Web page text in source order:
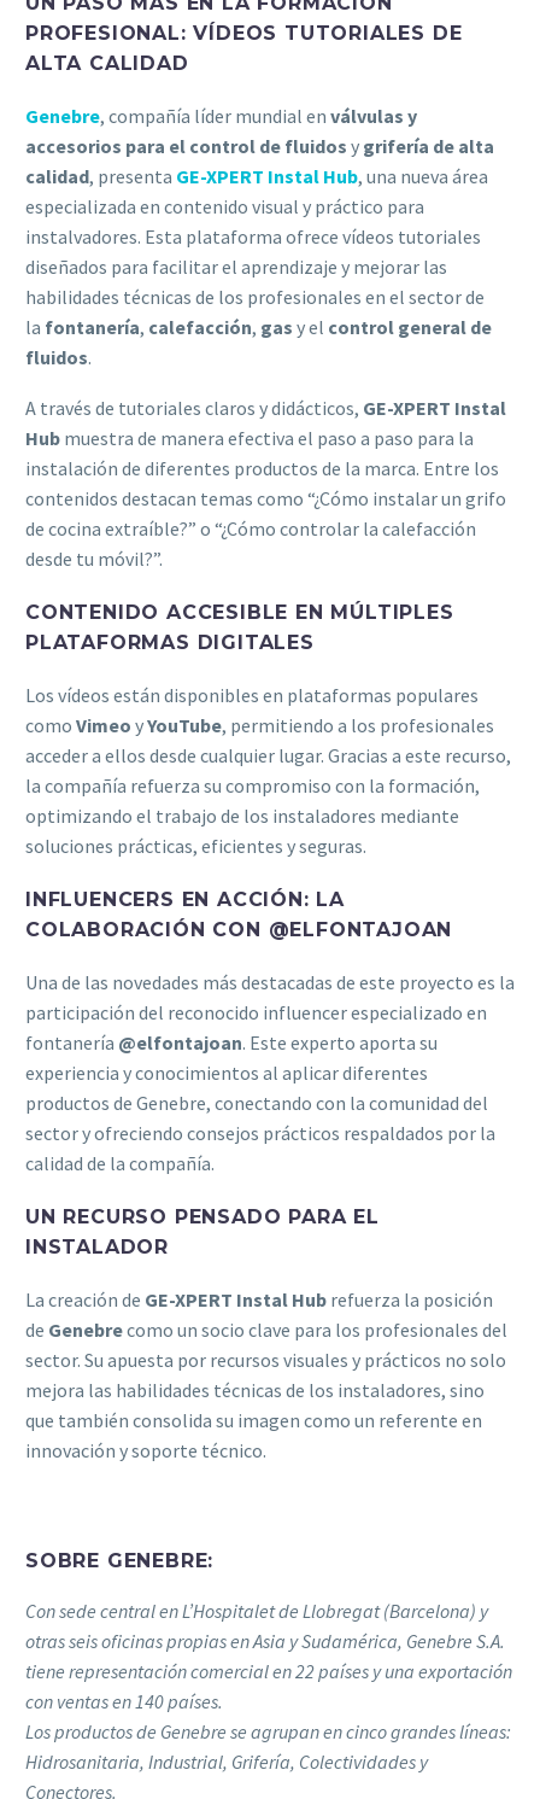
PROFESIONAL: VÍDEOS TUTORIALES DE
ALTA CALIDAD
Genebre, compañía líder mundial en válvulas y
accesorios para el control de fluidos y grifería de alta
calidad, presenta GE-XPERT Instal Hub, una nueva área
especializada en contenido visual y práctico para
instalvadores. Esta plataforma ofrece vídeos tutoriales
diseñados para facilitar el aprendizaje y mejorar las
habilidades técnicas de los profesionales en el sector de
la fontanería, calefacción, gas y el control general de
fluidos.
A través de tutoriales claros y didácticos, GE-XPERT Instal
Hub muestra de manera efectiva el paso a paso para la
instalación de diferentes productos de la marca. Entre los
contenidos destacan temas como “¿Cómo instalar un grifo
de cocina extraíble?” o “¿Cómo controlar la calefacción
desde tu móvil?”.
CONTENIDO ACCESIBLE EN MÚLTIPLES
PLATAFORMAS DIGITALES
Los vídeos están disponibles en plataformas populares
como Vimeo yYouTube, permitiendo a los profesionales
acceder a ellos desde cualquier lugar. Gracias a este recurso,
la compañía refuerza su compromiso con la formación,
optimizando el trabajo de los instaladores mediante
soluciones prácticas, eficientes y seguras.
INFLUENCERS EN ACCIÓN: LA
COLABORACIÓN CON @ELFONTAJOAN
Una de las novedades más destacadas de este proyecto es la
participación del reconocido influencer especializado en
fontanería @elfontajoan. Este experto aporta su
experiencia y conocimientos al aplicar diferentes
productos de Genebre, conectando con la comunidad del
sector y ofreciendo consejos prácticos respaldados por la
calidad de la compañía.
UN RECURSO PENSADO PARA EL
INSTALADOR
La creación de GE-XPERT Instal Hub refuerza la posición
de Genebrecomo un socio clave para los profesionales del
sector. Su apuesta por recursos visuales y prácticos no solo
mejora las habilidades técnicas de los instaladores, sino
que también consolida su imagen como un referente en
innovación y soporte técnico.
SOBRE GENEBRE:
Con sede central en L’Hospitalet de Llobregat (Barcelona) y
otras seis oficinas propias en Asia y Sudamérica, Genebre S.A.
tiene representación comercial en 22 países y una exportación
con ventas en 140 países.
Los productos de Genebre se agrupan en cinco grandes líneas:
Hidrosanitaria, Industrial, Grifería, Colectividades y
Conectores.